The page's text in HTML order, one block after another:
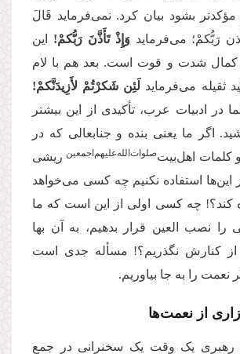
مؤکدتر بشود بیان کرد. نمی‌فرماید قَالَ
رَبُّکمْ؛ می‌فرمایدوَإِذْ تَأَذَّنَ رَبُّکمْ! این
کمال شدت و قوت است. بعد هم با لام
ثقیله می‌فرماید لَئِن شَکرْتُمْ لأَزِیدَنَّکمْ!
در ادبیات عرب، تأکیدی از این بیشتر
اگر ما یعنی بنده و جنابعالی که در
و کلمات اهل‌بیت‌صلوات‌‌الله‌‌علیهم‌‌اجمعین ریشی
این‌ها استفاده نکنیم چه کسی می‌خواهد
کند؟! چه کسی اولی از این است که ما
را نصب العین قرار بدهیم، به آن بها
از کنارش نگذریم؟! مسأله جدی است
نعمت را به جا بیاوریم.
از نعمت‌ها
رهبری یک وقت یک سخنرانی در جمع